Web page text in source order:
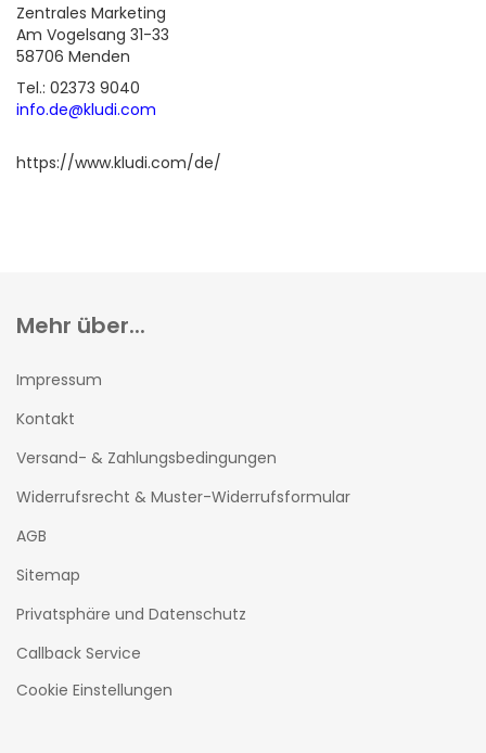
Zentrales Marketing
Am Vogelsang 31-33
58706 Menden
Tel.: 02373 9040
info.de@kludi.com
https://www.kludi.com/de/
Mehr über...
Impressum
Kontakt
Versand- & Zahlungsbedingungen
Widerrufsrecht & Muster-Widerrufsformular
AGB
Sitemap
Privatsphäre und Datenschutz
Callback Service
Cookie Einstellungen